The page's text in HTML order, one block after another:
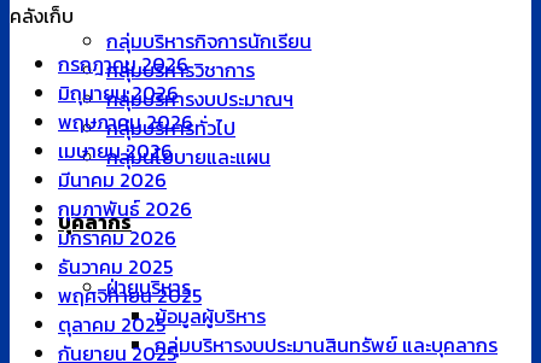
กลุ่มบริหารกิจการนักเรียน
กลุ่มบริหารวิชาการ
กลุ่มบริหารงบประมาณฯ
กลุ่มบริหารทั่วไป
กลุ่มนโยบายและแผน
บุคลากร
ฝ่ายบริหาร
ข้อมูลผู้บริหาร
กลุ่มบริหารงบประมานสินทรัพย์ และบุคลากร
คลังเก็บ
กรกฎาคม 2026
มิถุนายน 2026
พฤษภาคม 2026
เมษายน 2026
มีนาคม 2026
กุมภาพันธ์ 2026
มกราคม 2026
ธันวาคม 2025
พฤศจิกายน 2025
ตุลาคม 2025
กันยายน 2025